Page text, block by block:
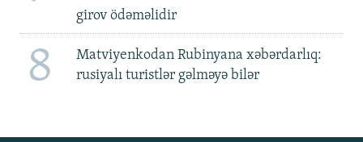
girov ödəməlidir
8
Matviyenkodan Rubinyana xəbərdarlıq:
rusiyalı turistlər gəlməyə bilər